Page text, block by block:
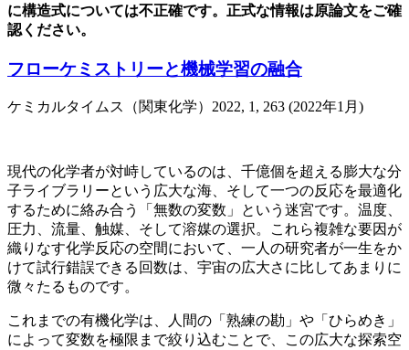
に構造式については不正確です。正式な情報は原論文をご確
認ください。
フローケミストリーと機械学習の融合
ケミカルタイムス（関東化学）2022, 1, 263 (2022年1月)
現代の化学者が対峙しているのは、千億個を超える膨大な分
子ライブラリーという広大な海、そして一つの反応を最適化
するために絡み合う「無数の変数」という迷宮です。温度、
圧力、流量、触媒、そして溶媒の選択。これら複雑な要因が
織りなす化学反応の空間において、一人の研究者が一生をか
けて試行錯誤できる回数は、宇宙の広大さに比してあまりに
微々たるものです。
これまでの有機化学は、人間の「熟練の勘」や「ひらめき」
によって変数を極限まで絞り込むことで、この広大な探索空